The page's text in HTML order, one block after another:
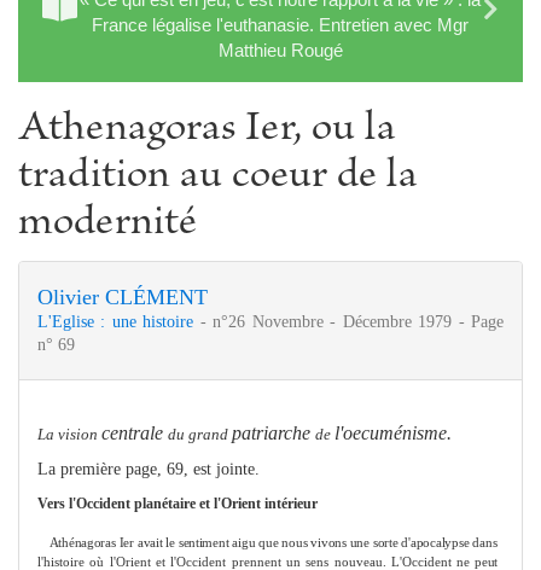
France légalise l'euthanasie. Entretien avec Mgr
Matthieu Rougé
Athenagoras Ier, ou la
tradition au coeur de la
modernité
Olivier CLÉMENT
L'Eglise : une histoire - n°26 Novembre - Décembre 1979 - Page
n° 69
La vision centrale du grand patriarche de l'oecuménisme.
La première page, 69, est jointe.
Vers l'Occident planétaire et l'Orient intérieur
Athénagoras Ier avait le sentiment aigu que nous vivons une sorte d'apocalypsedans
l'histoire où l'Orient et l'Occident prennent un sens nouveau. L'Occidentne peut